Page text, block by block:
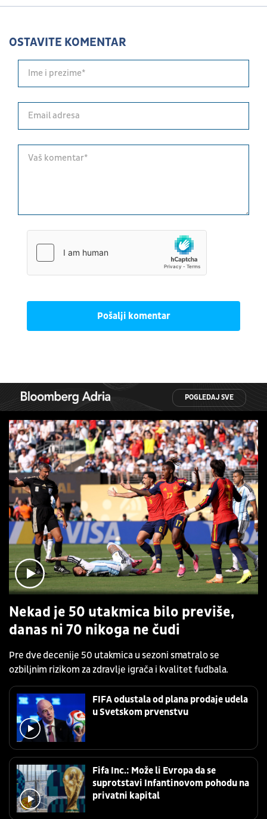
OSTAVITE KOMENTAR
Pošalji komentar
POGLEDAJ SVE
Nekad je 50 utakmica bilo previše,
danas ni 70 nikoga ne čudi
Pre dve decenije 50 utakmica u sezoni smatralo se
ozbiljnim rizikom za zdravlje igrača i kvalitet fudbala.
FIFA odustala od plana prodaje udela
u Svetskom prvenstvu
Fifa Inc.: Može li Evropa da se
suprotstavi Infantinovom pohodu na
privatni kapital